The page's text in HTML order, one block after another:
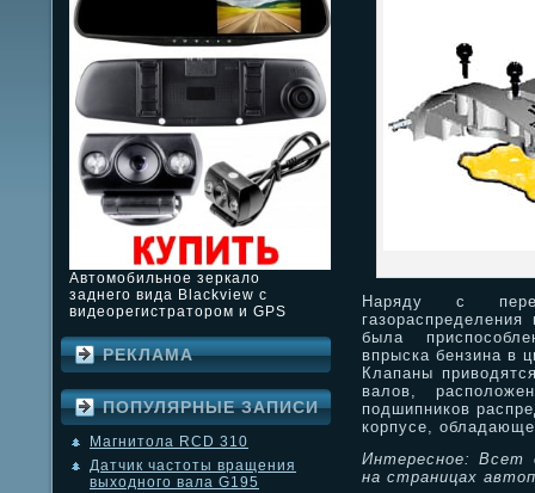
Автомобильное зеркало
заднего вида Blackview с
видеорегистратором и GPS
РЕКЛАМА
ПОПУЛЯРНЫЕ ЗАПИСИ
Магнитола RCD 310
Датчик частоты вращения
выходного вала G195
Наряду с
была
впрыска бензина в
Клапаны
валов,
подшипников
корпусе,
Интересное: Всет
на страницах